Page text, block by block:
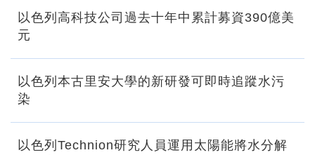
以色列高科技公司過去十年中累計募資390億美
元
以色列本古里安大學的新研發可即時追蹤水污
染
以色列Technion研究人員運用太陽能將水分解